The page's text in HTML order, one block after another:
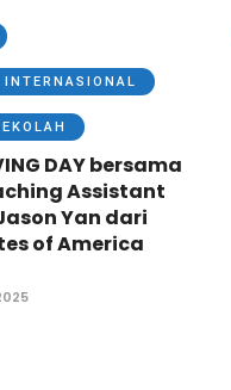
DAY bersama
Assistant
Yan dari
of America